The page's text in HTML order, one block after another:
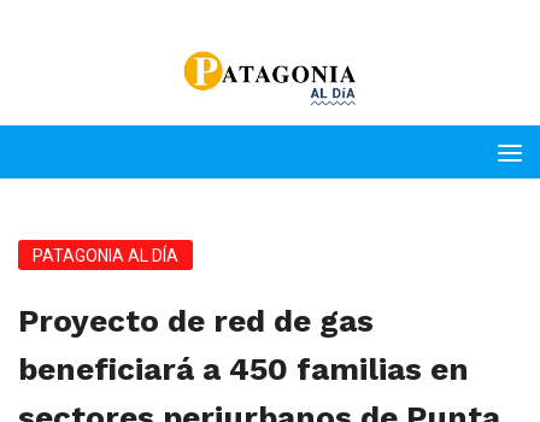
PATAGONIA AL DÍA
Proyecto de red de gas
beneficiará a 450 familias en